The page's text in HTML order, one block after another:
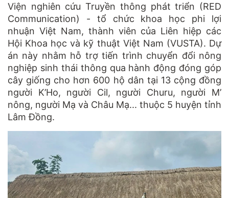
Viện nghiên cứu Truyền thông phát triển (RED
Communication) - tổ chức khoa học phi lợi
nhuận Việt Nam, thành viên của Liên hiệp các
Hội Khoa học và kỹ thuật Việt Nam (VUSTA). Dự
án này nhằm hỗ trợ tiến trình chuyển đổi nông
nghiệp sinh thái thông qua hành động đóng góp
cây giống cho hơn 600 hộ dân tại 13 cộng đồng
người K’Ho, người Cil, người Churu, người M’
nông, người Mạ và Châu Mạ... thuộc 5 huyện tỉnh
Lâm Đồng.